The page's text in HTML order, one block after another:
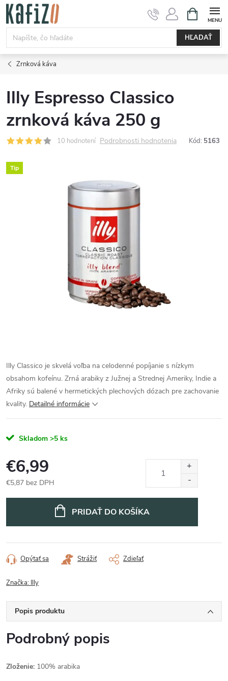
Prejsť
obsah
HĽADAŤ
KOŠÍK
Zrnková káva
Illy Espresso Classico
zrnková káva 250 g
10 hodnotení Podrobnosti hodnotenia Kód: 5163
Tip
Illy Classico je skvelá voľba na celodenné popíjanie s nízkym
obsahom kofeínu. Zrná arabiky z Južnej a Strednej Ameriky, Indie a
Afriky sú balené v hermetických plechových dózach pre zachovanie
kvality. Detailné informácie
Skladom >5 ks
€6,99
€5,87 bez DPH
PRIDAŤ DO KOŠÍKA
Opýtať sa Strážiť Zdieľať
Značka: Illy
Popis produktu
Podrobný popis
Zloženie: 100% arabika